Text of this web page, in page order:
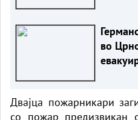
во
Двајца пожарникари
со пожар предизвикан